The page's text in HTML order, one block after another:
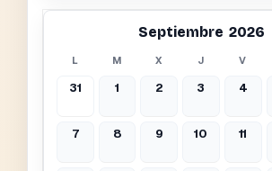
Septiembre 2026
L M X J V
31 1 2 3 4
7 8 9 10 11